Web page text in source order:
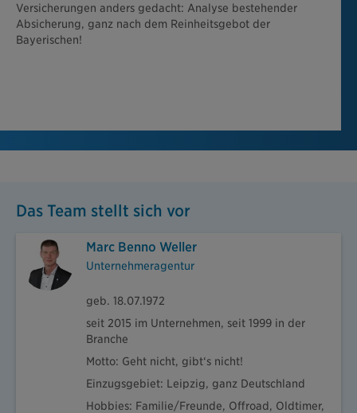
Versicherungen anders gedacht: Analyse bestehender
Absicherung, ganz nach dem Reinheitsgebot der
Bayerischen!
Das Team stellt sich vor
Marc Benno Weller
Unternehmeragentur
geb. 18.07.1972
seit 2015 im Unternehmen, seit 1999 in der
Branche
Motto: Geht nicht, gibt‘s nicht!
Einzugsgebiet: Leipzig, ganz Deutschland
Hobbies: Familie/Freunde, Offroad, Oldtimer,